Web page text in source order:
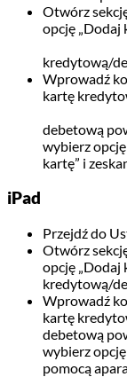
Otwórz
opcję „Dodaj
kredytową/
Wprowadź
kartę
debetową
wybierz
kartę” i
iPad
Przejdź do
Otwórz
opcję „Dodaj
kredytową/
Wprowadź
kartę
debetową
wybierz
pomocą